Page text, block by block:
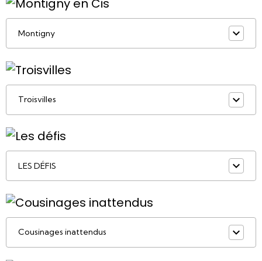
Montigny
Troisvilles
LES DÉFIS
Cousinages inattendus